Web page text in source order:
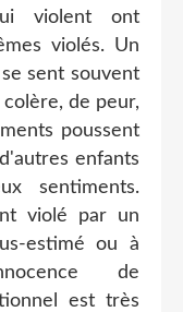
violent ont
violés. Un
sent souvent
de peur,
poussent
enfants
sentiments.
violé par un
estimé ou à
de
est très